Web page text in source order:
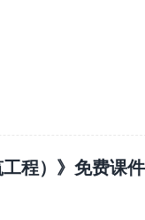
程）》免费课